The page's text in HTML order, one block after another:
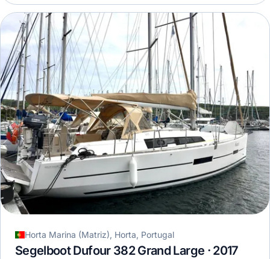
Horta Marina (Matriz), Horta, Portugal
Segelboot Dufour 382 Grand Large · 2017